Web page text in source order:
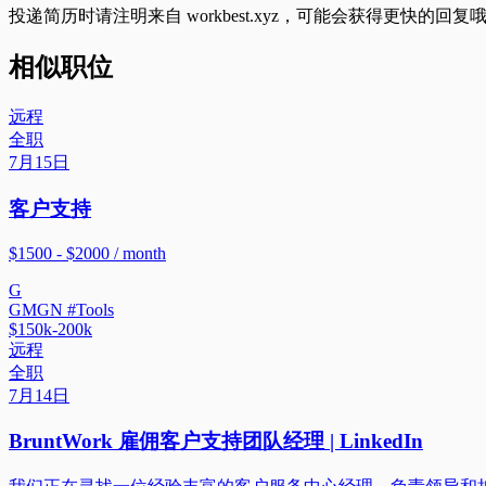
投递简历时请注明来自 workbest.xyz ，可能会获得更快的回复
相似职位
远程
全职
7月15日
客户支持
$1500 - $2000 / month
G
GMGN #Tools
$150k-200k
远程
全职
7月14日
BruntWork 雇佣客户支持团队经理 | LinkedIn